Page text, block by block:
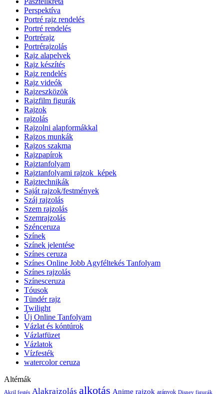
Perspektíva
Portré rajz rendelés
Portré rendelés
Portrérajz
Portrérajzolás
Rajz alapelvek
Rajz készítés
Rajz rendelés
Rajz videók
Rajzeszközök
Rajzfilm figurák
Rajzok
rajzolás
Rajzolni alapformákkal
Rajzos munkák
Rajzos szakma
Rajzpapírok
Rajztanfolyam
Rajztanfolyami rajzok_képek
Rajztechnikák
Saját rajzok/festmények
Száj rajzolás
Szem rajzolás
Szemrajzolás
Szénceruza
Színek
Színek jelentése
Színes ceruza
Színes Online Jobb Agyféltekés Tanfolyam
Színes rajzolás
Színesceruza
Tóusok
Tündér rajz
Twilight
Új Online Tanfolyam
Vázlat és kóntúrok
Vázlatfüzet
Vázlatok
Vízfesték
watercolor ceruza
Altémák
Akril festés Alakrajzolás alkotás Anime rajzok arányok Disney figurák